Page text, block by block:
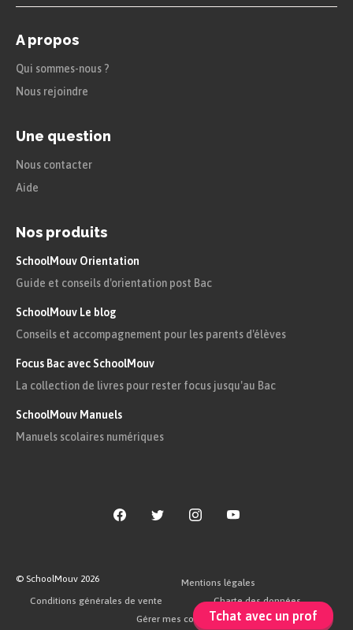
Tchat avec un prof
Maintenant que tu connais les usages pour
Voici une carte postale que Lily a envoyée à sa
grand-mère pendant les vacances :
Et voici également une carte postale que Lily a
envoyée à son ami Lenny pendant les vacances :
A propos
Qui sommes-nous ?
Nous rejoindre
Une question
Nous contacter
Aide
Nos produits
SchoolMouv Orientation
Guide et conseils d'orientation post Bac
SchoolMouv Le blog
Conseils et accompagnement pour les parents d'élèves
Focus Bac avec SchoolMouv
La collection de livres pour rester focus jusqu'au Bac
SchoolMouv Manuels
Manuels scolaires numériques
© SchoolMouv 2026
Mentions légales
Conditions générales de vente
Charte des données
Gérer mes cookies